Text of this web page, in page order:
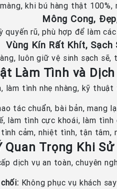
khi bú hàng thật
Mông Cong,
quyến rũ, phù hợp để làm
Vùng Kín Rất Khít, Sạch
luôn giữ vệ sinh sạch sẽ,
Làm Tình và
làm tình nhẹ nhàng, kỹ
tác chuẩn, bài bản, mang
làm tình cực khoái, làm
tình cảm, nhiệt tình, tận tâm,
Quan Trọng Khi
dịch vụ an toàn, chuyên
Không phục vụ khách